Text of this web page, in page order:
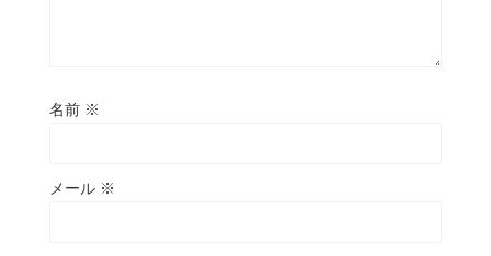
名前 ※
メール ※